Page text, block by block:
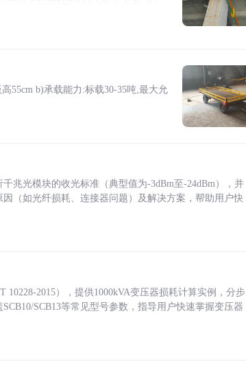
55cm b)承载能力:标载30-35吨,最大允
兆光模块的收光标准（典型值为-3dBm至-24dBm），并
（如光纤损耗、连接器问题）及解决方案，帮助用户快
2015），提供1000kVA变压器损耗计算实例，分步
SCB13等常见型号参数，指导用户快速掌握变压器